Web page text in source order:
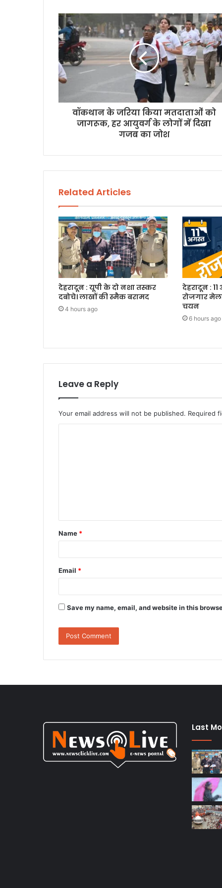
m
a
i
l
a
d
r
वॉकथान के जरिया किया मतदाताओं को
जागरूक, हर आयुवर्ग के लोगों में दिखा
गजब का जोश
Related Articles
देहरादून : यूपी के दो नशा तस्कर
दबोचे। लाखों की स्मैक बरामद
4 hours ago
देहरादून :
रोजगार
चयन
6 hours ago
Leave a Reply
Your email address will not be published. Required
t
*
Name *
Email *
Save my name, email, and website in this
Last